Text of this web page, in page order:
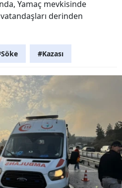
Yamaç mevkisinde
derinden
#Kazası